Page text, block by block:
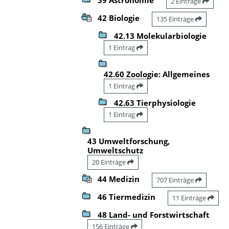
42 Biologie 135 Einträge
42.13 Molekularbiologie
1 Eintrag
42.60 Zoologie: Allgemeines
1 Eintrag
42.63 Tierphysiologie
1 Eintrag
43 Umweltforschung,
Umweltschutz
20 Einträge
44 Medizin 707 Einträge
46 Tiermedizin 11 Einträge
48 Land- und Forstwirtschaft
156 Einträge